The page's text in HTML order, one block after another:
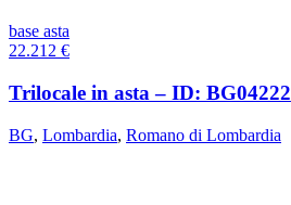
base asta
22.212 €
Trilocale in asta – ID: BG04222
BG, Lombardia, Romano di Lombardia